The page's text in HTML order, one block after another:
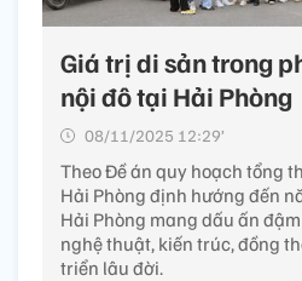
Giá trị di sản trong
nội đô tại Hải Phòng
08/11/2025 12:29’
Theo Đề án quy hoạch tổng
Hải Phòng định hướng đến
Hải Phòng mang dấu ấn
nghệ thuật, kiến trúc, đồng
triển lâu đời.